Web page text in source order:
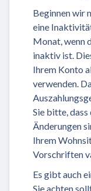
Beginnen wir
eine
Monat, wenn
inaktiv ist.
Ihrem Konto
verwenden.
Sie bitte,
Änderungen
Ihrem
Vorschriften
Es gibt auch
Sie achten